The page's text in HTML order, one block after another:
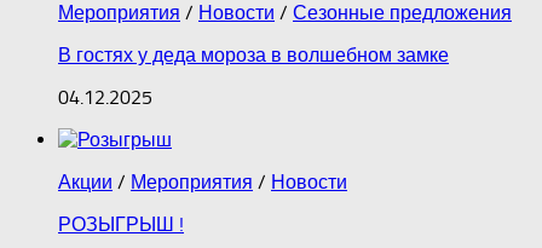
Мероприятия / Новости / Сезонные предложения
В гостях у деда мороза в волшебном замке
04.12.2025
Акции / Мероприятия / Новости
РОЗЫГРЫШ !